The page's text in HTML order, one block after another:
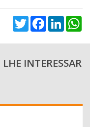
TwitterFacebook
INTERESSAR